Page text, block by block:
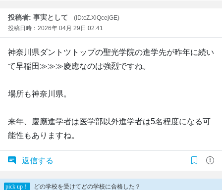
投稿者: 事実として
(ID:cZ.XlQcejGE)
投稿日時：2026年 04月 29日 02:41
神奈川県ダントツトップの聖光学院の進学先が昨年に続い
て早稲田≫≫≫慶應なのは強烈ですね。
場所も神奈川県。
来年、慶應進学者は医学部以外進学者は5名程度になる可
能性もありますね。
返信する